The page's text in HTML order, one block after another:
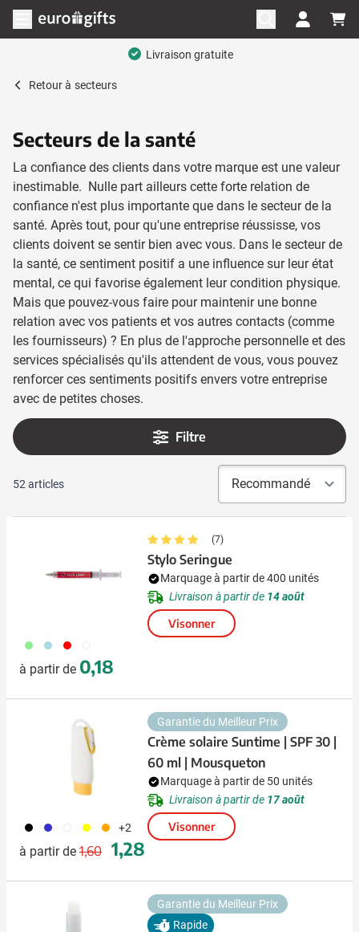
Aller au contenu
Ouvrir le menu
Gamme complète
Retour à secteurs
Secteurs de la santé
La confiance des clients dans votre marque est une valeur
inestimable. Nulle part ailleurs cette forte relation de
confiance n'est plus importante que dans le secteur de la
santé. Après tout, pour qu'une entreprise réussisse, vos
clients doivent se sentir bien avec vous. Dans le secteur de
la santé, ce sentiment positif a une influence sur leur état
mental, ce qui favorise également leur condition physique.
Mais que pouvez-vous faire pour maintenir une bonne
relation avec vos patients et vos autres contacts (comme
les fournisseurs) ? En plus de l'approche personnelle et des
services spécialisés qu'ils attendent de vous, vous pouvez
renforcer ces sentiments positifs envers votre entreprise
avec de petites choses.
Filtre
52 articles
029 018 008 021
à partir de 0,18
(7)
Stylo Seringue
Marquage à partir de 400 unités
Livraison à partir de 14 août
Visonner
001 023 002 006 007 +2
à partir de
Prix normal
1,60
Prix spécial
1,28
Garantie du Meilleur Prix
Crème solaire Suntime | SPF 30 |
60 ml | Mousqueton
Marquage à partir de 50 unités
Livraison à partir de 17 août
Visonner
Garantie du Meilleur Prix
Rapide